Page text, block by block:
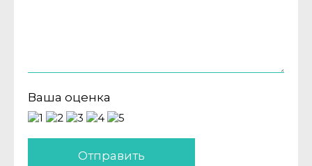
Ваша оценка
Отправить